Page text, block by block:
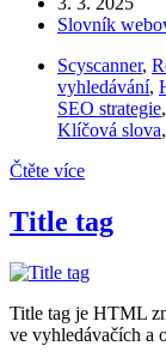
Slovník
Scyscanner,
vyhledávání,
SEO strategie,
Klíčová slova,
Čtěte více
Title tag
Title tag je HTML
ve vyhledávačích a